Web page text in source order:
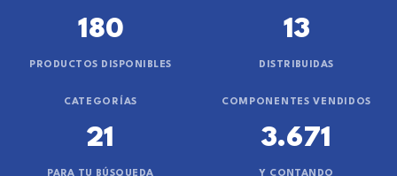
180
PRODUCTOS DISPONIBLES
13
DISTRIBUIDAS
CATEGORÍAS
21
PARA TU BÚSQUEDA
COMPONENTES VENDIDOS
3.671
Y CONTANDO